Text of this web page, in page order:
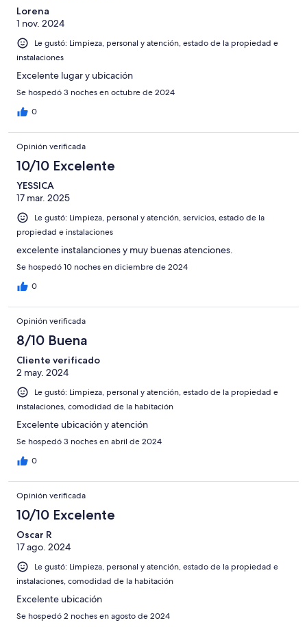
Lorena
1 nov. 2024
Le gustó: Limpieza, personal y atención, estado de la propiedad e
instalaciones
Excelente lugar y ubicación
Se hospedó 3 noches en octubre de 2024
0
Opinión verificada
10/10 Excelente
YESSICA
17 mar. 2025
Le gustó: Limpieza, personal y atención, servicios, estado de la
propiedad e instalaciones
excelente instalanciones y muy buenas atenciones.
Se hospedó 10 noches en diciembre de 2024
0
Opinión verificada
8/10 Buena
Cliente verificado
2 may. 2024
Le gustó: Limpieza, personal y atención, estado de la propiedad e
instalaciones, comodidad de la habitación
Excelente ubicación y atención
Se hospedó 3 noches en abril de 2024
0
Opinión verificada
10/10 Excelente
Oscar R
17 ago. 2024
Le gustó: Limpieza, personal y atención, estado de la propiedad e
instalaciones, comodidad de la habitación
Excelente ubicación
Se hospedó 2 noches en agosto de 2024